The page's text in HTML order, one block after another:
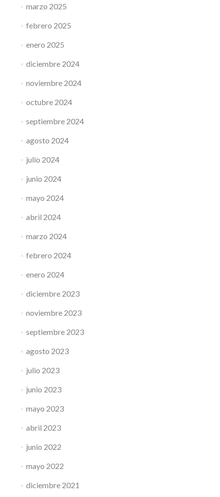
marzo 2025
febrero 2025
enero 2025
diciembre 2024
noviembre 2024
octubre 2024
septiembre 2024
agosto 2024
julio 2024
junio 2024
mayo 2024
abril 2024
marzo 2024
febrero 2024
enero 2024
diciembre 2023
noviembre 2023
septiembre 2023
agosto 2023
julio 2023
junio 2023
mayo 2023
abril 2023
junio 2022
mayo 2022
diciembre 2021